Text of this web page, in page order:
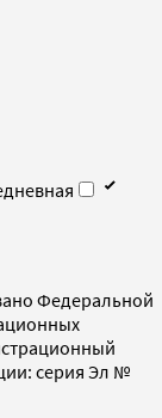
Федеральной
серия Эл №